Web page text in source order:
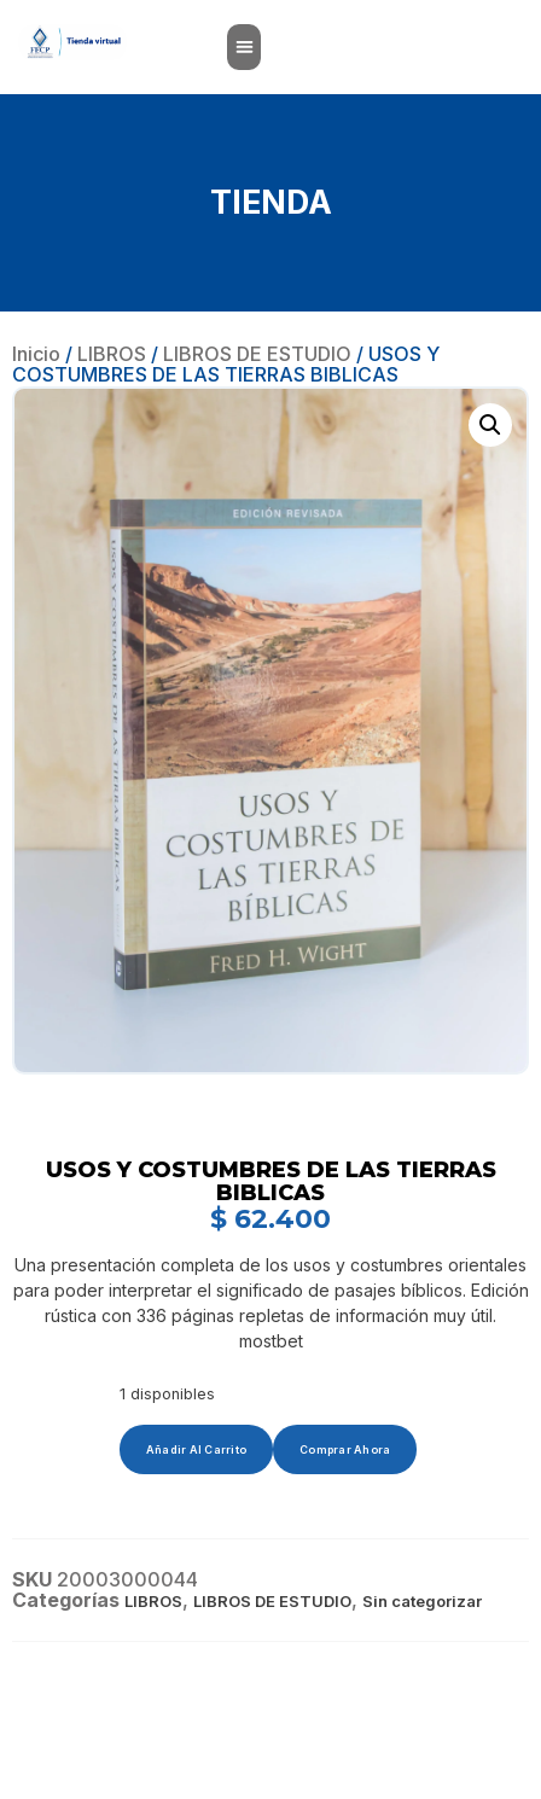
TIENDA
Inicio / LIBROS / LIBROS DE ESTUDIO / USOS Y
COSTUMBRES DE LAS TIERRAS BIBLICAS
USOS Y COSTUMBRES DE LAS TIERRAS
BIBLICAS
$ 62.400
Una presentación completa de los usos y costumbres orientales
para poder interpretar el significado de pasajes bíblicos. Edición
rústica con 336 páginas repletas de información muy útil.
mostbet
1 disponibles
Añadir Al Carrito Comprar Ahora
SKU 20003000044
Categorías LIBROS, LIBROS DE ESTUDIO, Sin categorizar